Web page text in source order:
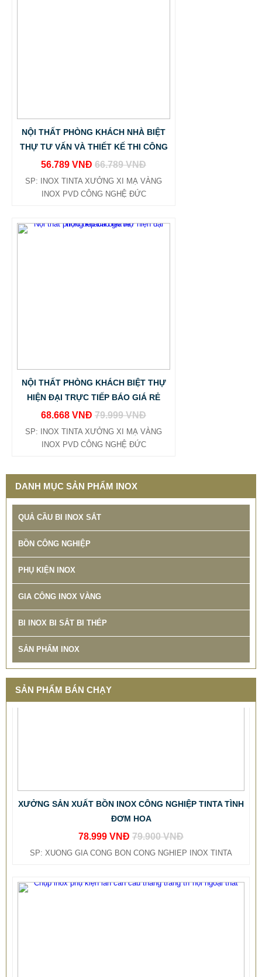
NỘI THẤT PHÒNG KHÁCH NHÀ BIỆT
THỰ TƯ VẤN VÀ THIẾT KẾ THI CÔNG
56.789 VNĐ 66.789 VNĐ
SP: INOX TINTA XƯỞNG XI MẠ VÀNG
INOX PVD CÔNG NGHỆ ĐỨC
NỘI THẤT PHÒNG KHÁCH BIỆT THỰ
HIỆN ĐẠI TRỰC TIẾP BÁO GIÁ RẺ
68.668 VNĐ 79.999 VNĐ
SP: INOX TINTA XƯỞNG XI MẠ VÀNG
INOX PVD CÔNG NGHỆ ĐỨC
DANH MỤC SẢN PHẨM INOX
QUẢ CẦU BI INOX SẮT
BỒN CÔNG NGHIỆP
PHỤ KIỆN INOX
GIA CÔNG INOX VÀNG
BI INOX BI SẮT BI THÉP
SẢN PHẨM INOX
SẢN PHẨM BÁN CHẠY
BẢNG GIÁ GIA CÔNG INOX HCM BÌNH DƯƠNG ĐỒNG
NAI VŨNG TÀU
SP: BANG GIA GIA CONG INOX TINTA
XƯỞNG SẢN XUẤT BỒN INOX CÔNG NGHIỆP TINTA TÌNH
ĐƠM HOA
78.999 VNĐ 79.900 VNĐ
SP: XUONG GIA CONG BON CONG NGHIEP INOX TINTA